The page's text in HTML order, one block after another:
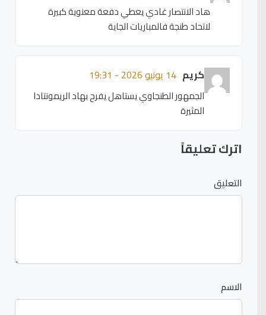
هاد الانتصار غادي يعطي دفعة معنوية كبيرة
لاتحاد طنجة فالمباريات الجاية
كريم 14 يونيو 2026 - 19:31
الجمهور الطنجاوي يستاهل يفرح بهاد الريمونتادا
المثيرة
اترك تعليقاً
التعليق
الاسم